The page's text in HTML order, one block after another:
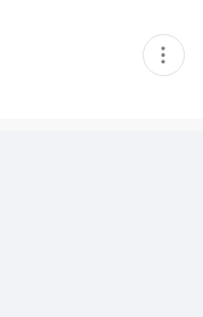
현
재